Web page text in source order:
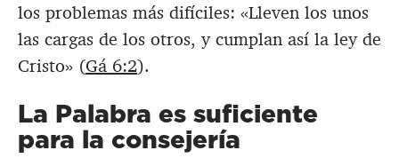
los problemas más difíciles: «Lleven los unos
las cargas de los otros, y cumplan así la ley de
Cristo» (Gá 6:2).
La Palabra es suficiente
para la consejería